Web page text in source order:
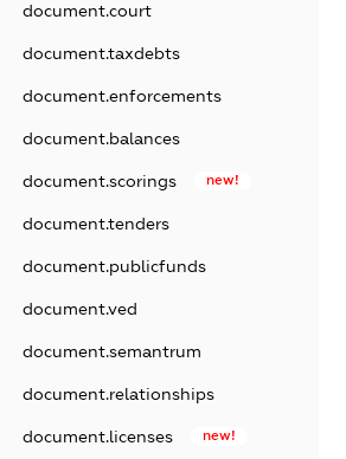
document.court
document.taxdebts
document.enforcements
document.balances
document.scorings new!
document.tenders
document.publicfunds
document.ved
document.semantrum
document.relationships
document.licenses new!